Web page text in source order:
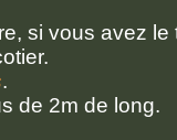
si vous avez le
.
de 2m de long.